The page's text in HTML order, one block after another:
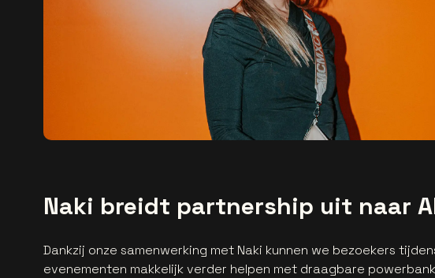
Naki breidt partnership uit naar
Dankzij onze samenwerking met Naki kunnen we bezoekers
evenementen makkelijk verder helpen met draagbare